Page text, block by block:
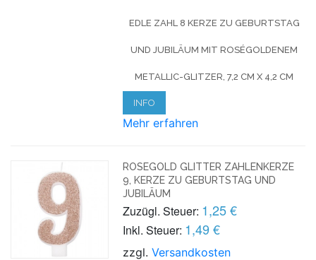
EDLE ZAHL 8 KERZE ZU GEBURTSTAG
UND JUBILÄUM MIT ROSÉGOLDENEM
METALLIC-GLITZER, 7,2 CM X 4,2 CM
INFO
Mehr erfahren
ROSEGOLD GLITTER ZAHLENKERZE
9, KERZE ZU GEBURTSTAG UND
JUBILÄUM
Zuzügl. Steuer: 1,25 €
Inkl. Steuer: 1,49 €
zzgl.Versandkosten